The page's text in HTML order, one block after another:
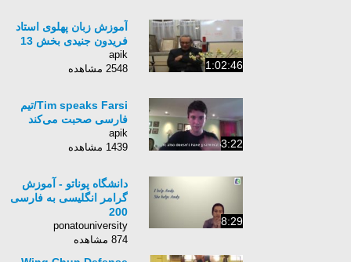
1:02:46
آموزش زبان پهلوی استاد
فریدون جنیدی بخش 13
apik
2548 مشاهده
3:22
Tim speaks Farsi/تیم
فارسی صحبت می‌کند
apik
1439 مشاهده
8:29
دانشگاه پوناتو - آموزش
گرامر انگلیسی به فارسی
200
ponatouniversity
874 مشاهده